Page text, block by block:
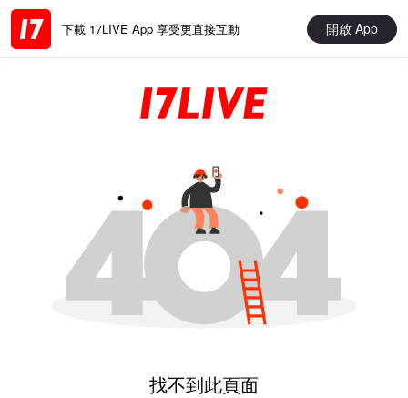
下載 17LIVE App 享受更直接互動 開啟 App
找不到此頁面